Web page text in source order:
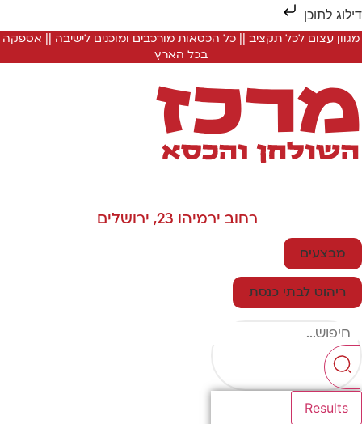
לתוכן
מגוון עצום לכל תקציב || כל הכסאות מורכבים ומוכנים לישיבה || אספקה
בכל הארץ
רחוב ירמיהו 23, ירושלים
מבצעים
ריהוט לבתי כנסת
Results